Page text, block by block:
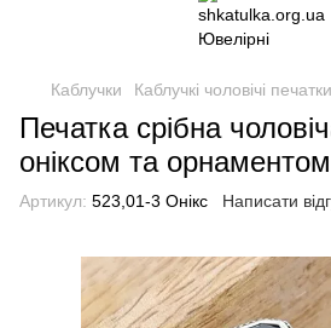
Каблучки Каблучкі чоловічі
Печатка срібна
оніксом та
Артикул: 523,01-3 Онікс Написати